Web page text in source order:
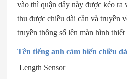
vào thì quận dây này được kéo ra
thu được chiều dài cần và truyền
truyền thông số lên màn hình thiết
Tên tiếng anh cảm biến chiều
Length Sensor